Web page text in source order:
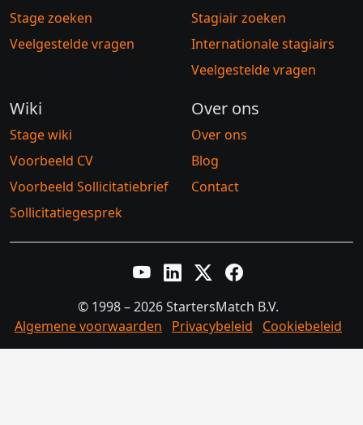
Stage zoeken
Veelgestelde vragen
Stagiair zoeken
Internationale stagiairs
Veelgestelde vragen
Wiki
Stage wiki
Voorbeeld CV
Voorbeeld Sollicitatiebrief
Sollicitatiegesprek
Over ons
Over ons
Blog
Contact
YouTubeLinkedInTwitter XFacebook
© 1998 – 2026 StartersMatch B.V.
Algemene voorwaarden
Privacybeleid Cookiebeleid